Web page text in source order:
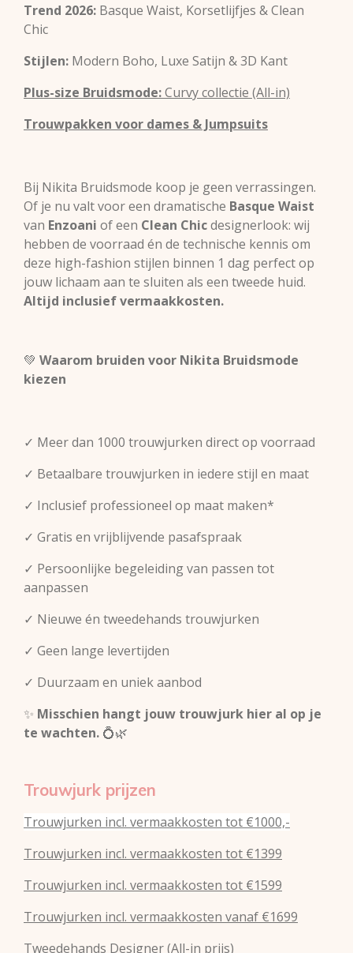
Trend 2026: Basque Waist, Korsetlijfjes & Clean
Chic
Stijlen: Modern Boho, Luxe Satijn & 3D Kant
Plus-size Bruidsmode:Curvy collectie (All-in)
Trouwpakken voor dames & Jumpsuits
Bij Nikita Bruidsmode koop je geen verrassingen.
Of je nu valt voor een dramatische Basque Waist
van Enzoani of een Clean Chicdesignerlook: wij
hebben de voorraad én de technische kennis om
deze high-fashion stijlen binnen 1 dag perfect op
jouw lichaam aan te sluiten als een tweede huid.
Altijd inclusief vermaakkosten.
💚 Waarom bruiden voor Nikita Bruidsmode
kiezen
✓ Meer dan 1000 trouwjurken direct op voorraad
✓ Betaalbare trouwjurken in iedere stijl en maat
✓ Inclusief professioneel op maat maken*
✓ Gratis en vrijblijvende pasafspraak
✓ Persoonlijke begeleiding van passen tot
aanpassen
✓ Nieuwe én tweedehands trouwjurken
✓ Geen lange levertijden
✓ Duurzaam en uniek aanbod
✨ Misschien hangt jouw trouwjurk hier al op je
te wachten. 💍🌿
Trouwjurk prijzen
Trouwjurken incl. vermaakkosten tot €1000,-
Trouwjurken incl. vermaakkosten tot €1399
Trouwjurken incl. vermaakkosten tot €1599
Trouwjurken incl. vermaakkosten vanaf €1699
Tweedehands Designer (All-in prijs)